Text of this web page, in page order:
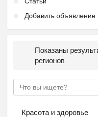
Добавить объявление
Показаны
регионов
Красота и здоровье